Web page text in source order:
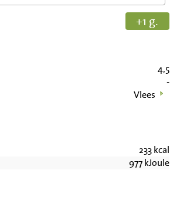
+1 g.
4,5
-
Vlees
233kcal
977kJoule